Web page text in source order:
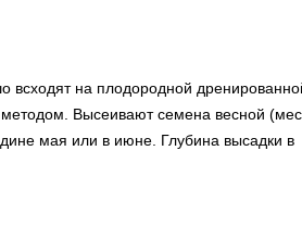
на плодородной
Высеивают семена весной
мая или в июне. Глубина высадки в